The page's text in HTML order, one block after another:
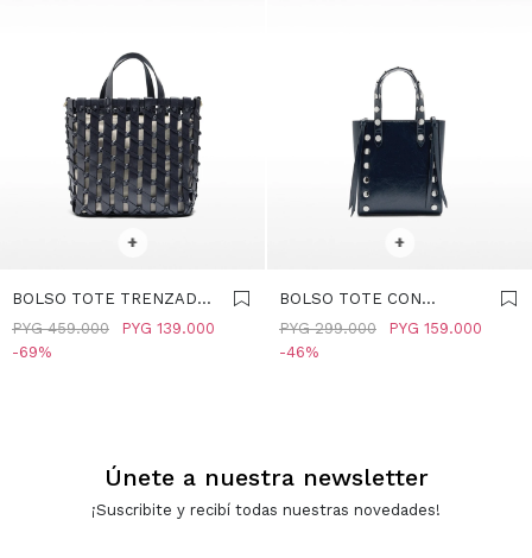
+
BOLSO TOTE TRENZADO
CON NUDOS - AZUL-
MARINO
PYG 139.000
PYG 459.000
69
+
BOLSO TOTE CON
TACHUELAS - AZUL-
MARINO
PYG 159.000
PYG 299.000
46
Únete a nuestra newsletter
¡Suscribite y recibí todas nuestras novedades!